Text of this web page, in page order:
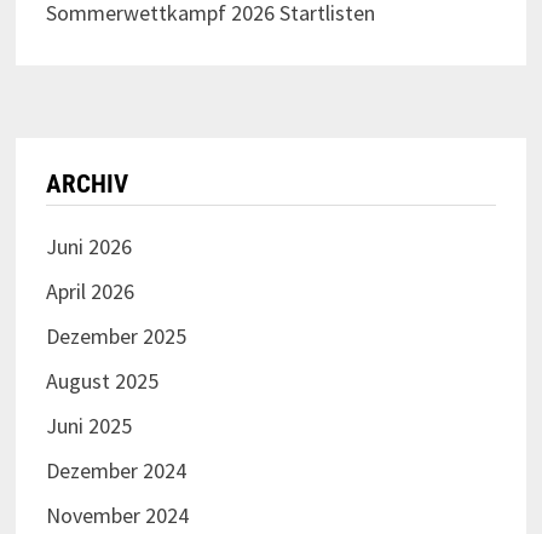
Sommerwettkampf 2026 Startlisten
ARCHIV
Juni 2026
April 2026
Dezember 2025
August 2025
Juni 2025
Dezember 2024
November 2024